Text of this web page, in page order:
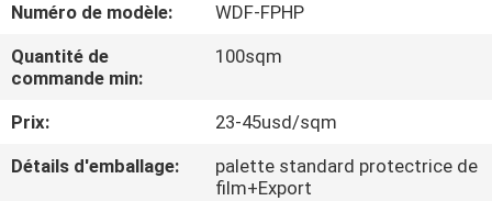
VISITE
D'USINE
CONTRÔLE
DE
Numéro de modèle:
WDF-FPHP
Quantité de
commande min:
100sqm
Prix:
23-45usd/sqm
Détails d'emballage:
palette standard protectrice de
film+Export